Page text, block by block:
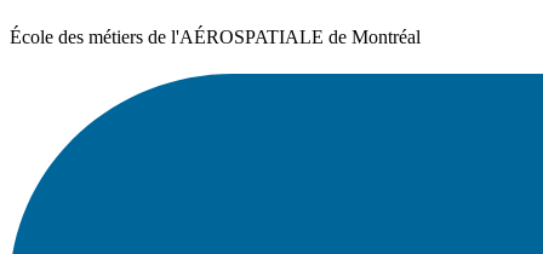
École des métiers de l'AÉROSPATIALE de Montréal